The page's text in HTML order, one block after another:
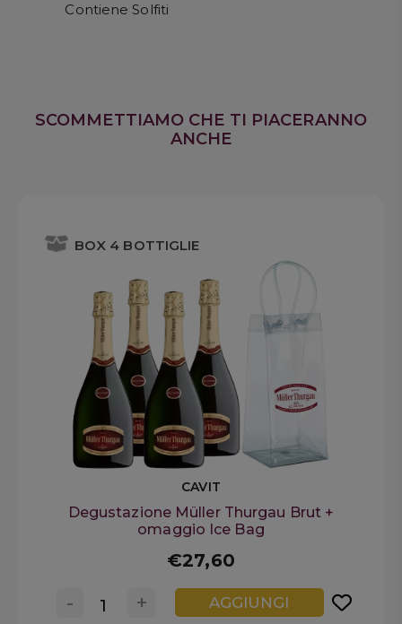
Contiene Solfiti
SCOMMETTIAMO CHE TI PIACERANNO
ANCHE
BOX 4 BOTTIGLIE
CAVIT
Degustazione Müller Thurgau Brut +
omaggio Ice Bag
€27,60
+
- AGGIUNGI